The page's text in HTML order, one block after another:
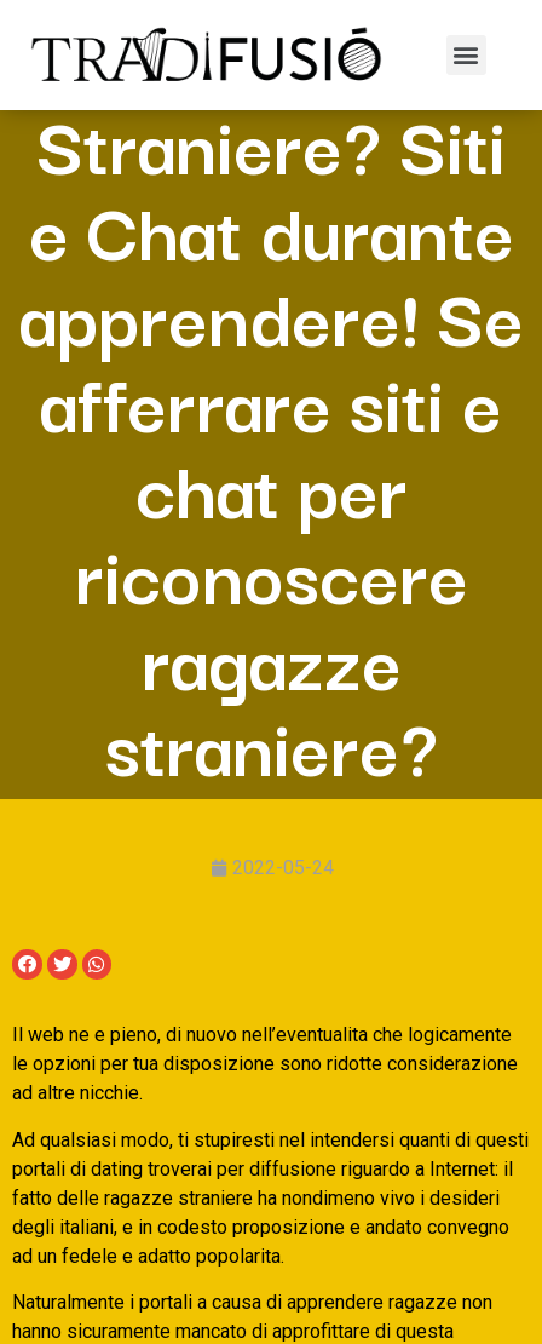
Ragazze
Straniere? Siti
e Chat durante
apprendere! Se
afferrare siti e
chat per
riconoscere
ragazze
straniere?
2022-05-24
Il web ne e pieno, di nuovo nell’eventualita che logicamente
le opzioni per tua disposizione sono ridotte considerazione
ad altre nicchie.
Ad qualsiasi modo, ti stupiresti nel intendersi quanti di questi
portali di dating troverai per diffusione riguardo a Internet: il
fatto delle ragazze straniere ha nondimeno vivo i desideri
degli italiani, e in codesto proposizione e andato convegno
ad un fedele e adatto popolarita.
Naturalmente i portali a causa di apprendere ragazze non
hanno sicuramente mancato di approfittare di questa